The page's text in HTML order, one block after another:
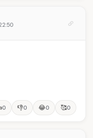
0 👎0 😂0 🥰0